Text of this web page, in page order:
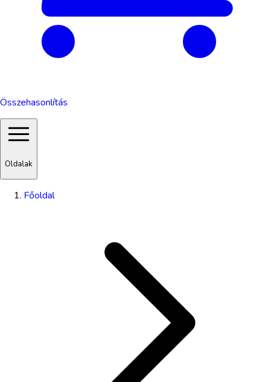
Összehasonlítás
Oldalak
Főoldal